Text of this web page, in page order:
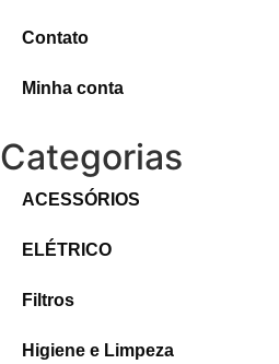
Contato
Minha conta
Categorias
ACESSÓRIOS
ELÉTRICO
Filtros
Higiene e Limpeza